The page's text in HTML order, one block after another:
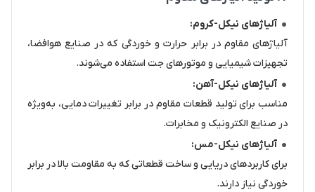
آلیاژهای نیکل-کروم:
آلیاژهای مقاوم در برابر حرارت و خوردگی که در صنایع هوافضا،
تجهیزات شیمیایی و موتورهای جت استفاده می‌شوند.
آلیاژهای نیکل-آهن:
مناسب برای تولید قطعات مقاوم در برابر تغییرات دمایی، به‌ویژه
در صنایع الکترونیک و مخابرات.
آلیاژهای نیکل-مس:
برای کاربردهای دریایی و ساخت قطعاتی که به مقاومت بالا در برابر
خوردگی نیاز دارند.